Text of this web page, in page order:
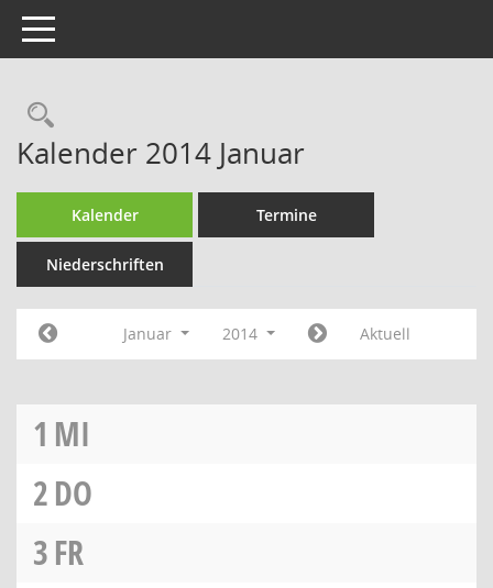
Toggle navigation
Rechercheauswahl
Kalender 2014 Januar
Kalender Termine
Niederschriften
Januar 2014 Aktuell
1 MI
2DO
3FR